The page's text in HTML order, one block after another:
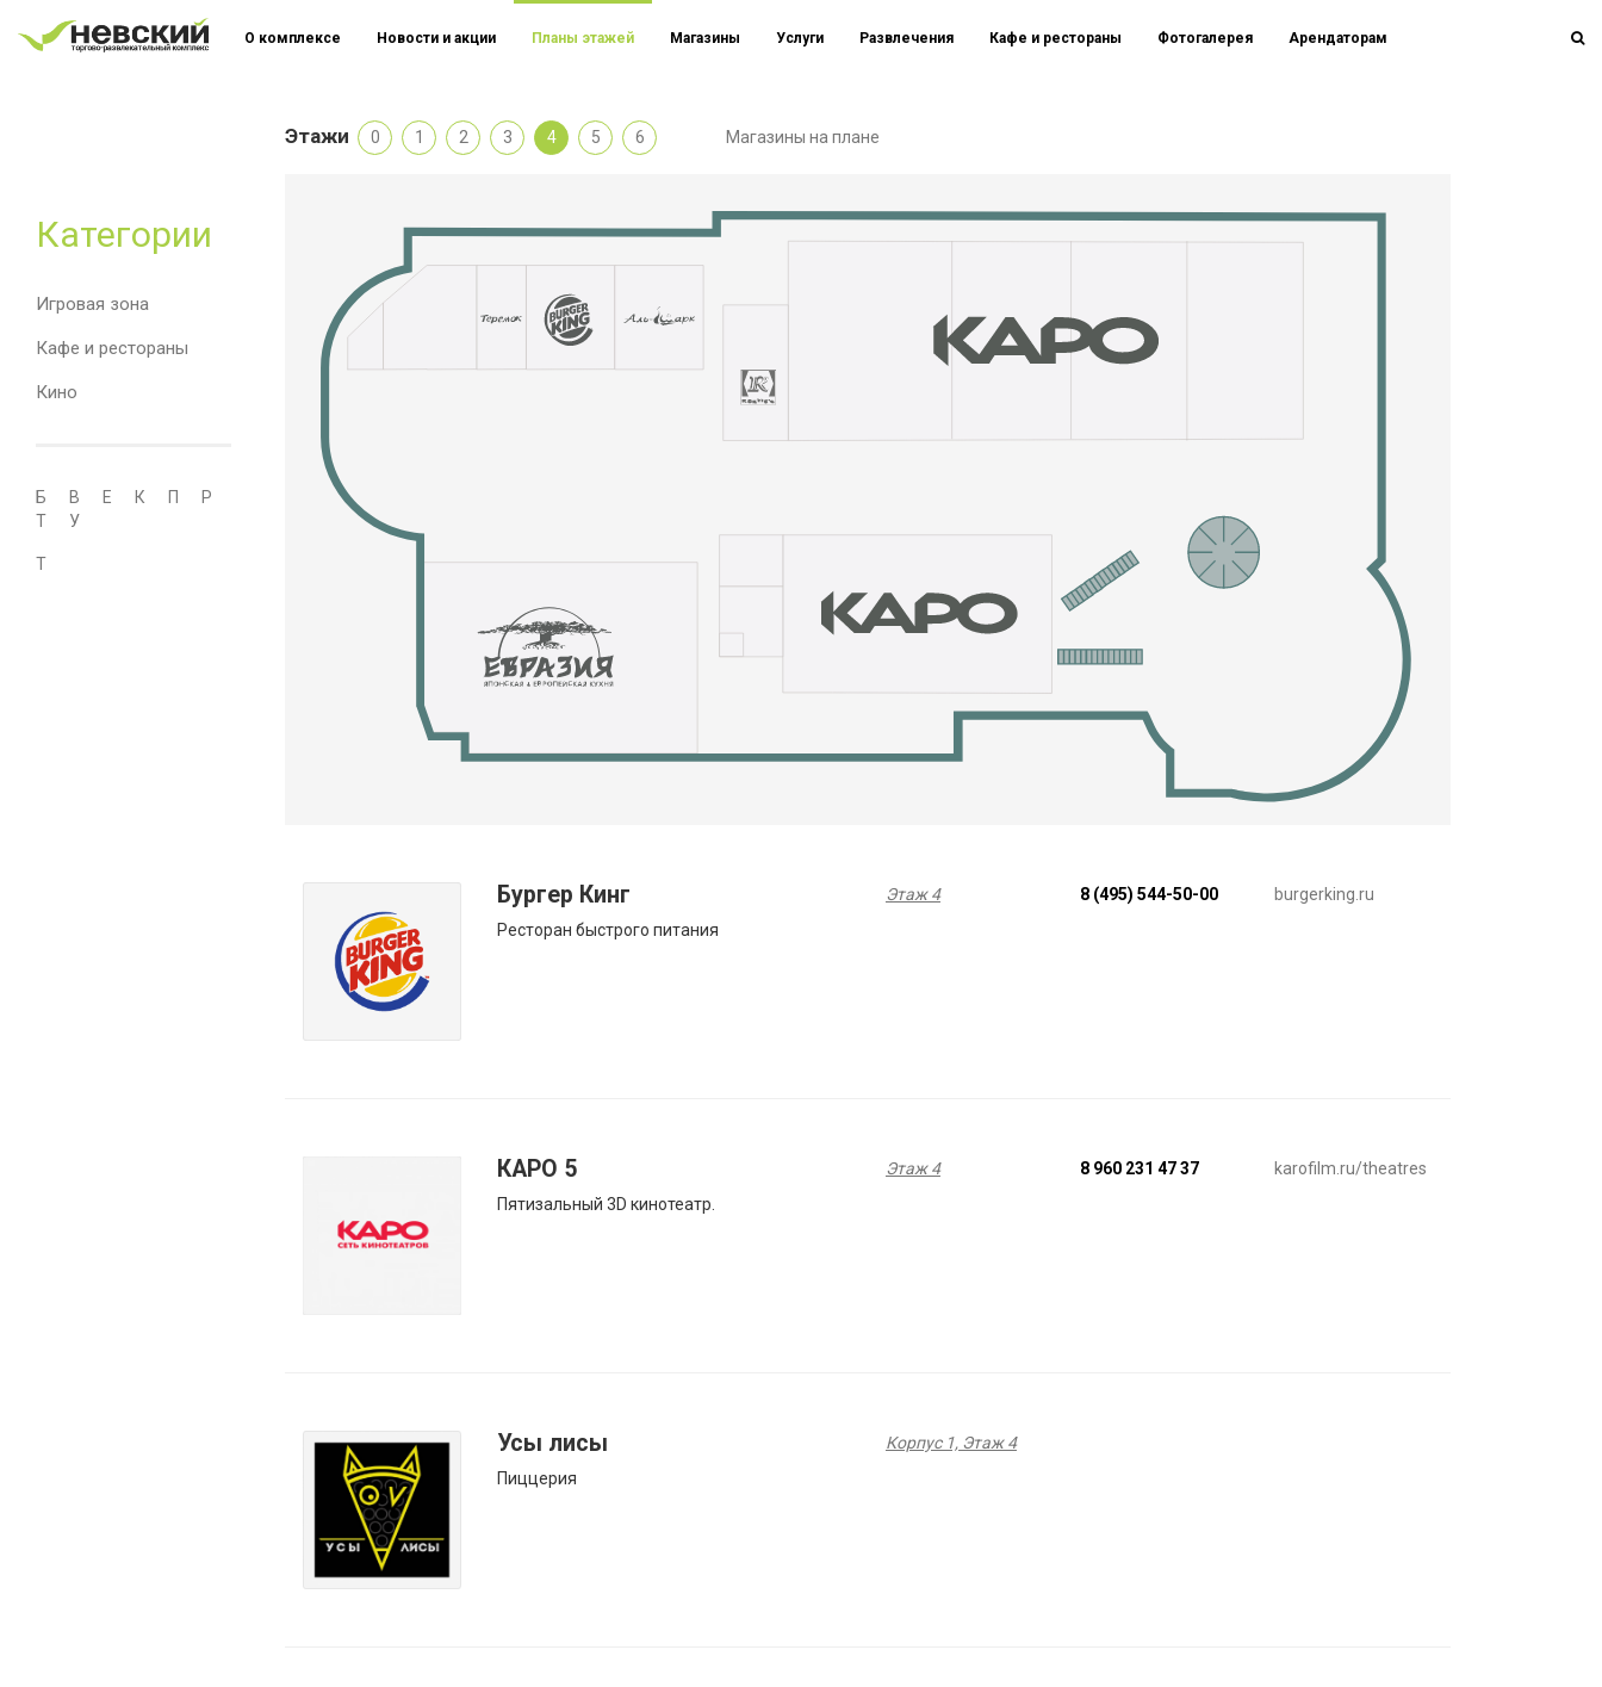
Категории
Игровая зона
Кафе и рестораны
Кино
Б В Е К П
Р
Т
У
T
О комплексе Новости и акции Планы этажей Магазины Услуги Развлечения Кафе и рестораны Фотогалерея Арендаторам
Этажи 0 1 2 3 4 5 6 Магазины на плане
Бургер Кинг
Ресторан быстрого питания
Этаж 4 8 (495) 544-50-00 burgerking.ru
КАРО 5
Пятизальный 3D кинотеатр.
Этаж 4 8 960 231 47 37 karofilm.ru/theatres
Усы лисы
Пиццерия
Корпус 1, Этаж 4